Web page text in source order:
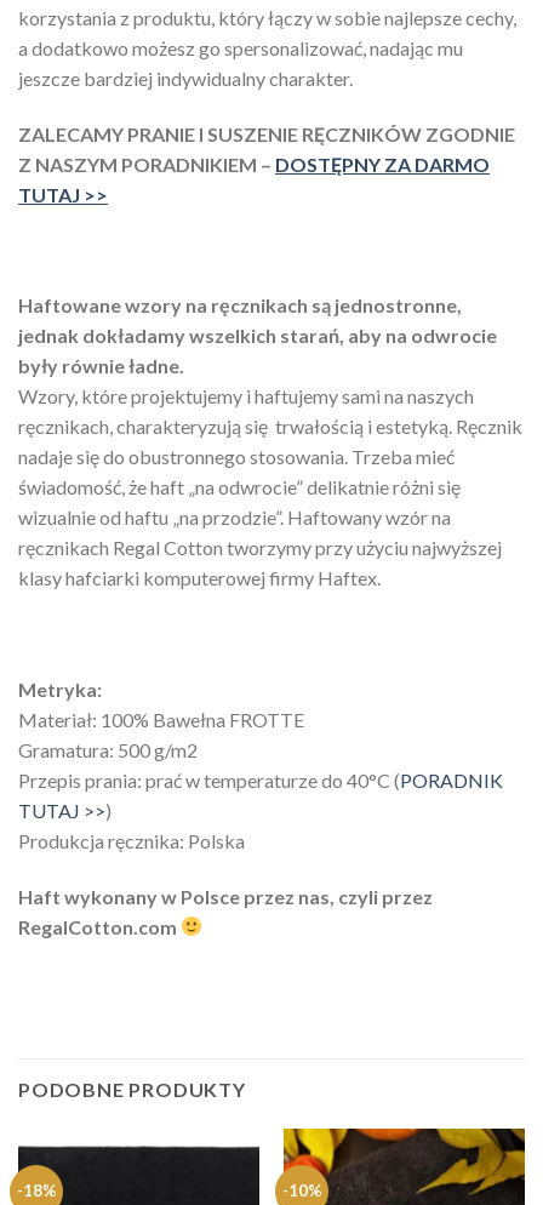
korzystania z produktu, który łączy w sobie najlepsze cechy,
a dodatkowo możesz go spersonalizować, nadając mu
jeszcze bardziej indywidualny charakter.
ZALECAMY PRANIE I SUSZENIE RĘCZNIKÓW ZGODNIE
Z NASZYM PORADNIKIEM – DOSTĘPNY ZA DARMO
TUTAJ >>
Haftowane wzory na ręcznikach są jednostronne,
jednak dokładamy wszelkich starań, aby na odwrocie
były równie ładne.
Wzory, które projektujemy i haftujemy sami na naszych
ręcznikach, charakteryzują się trwałością i estetyką. Ręcznik
nadaje się do obustronnego stosowania. Trzeba mieć
świadomość, że haft „na odwrocie” delikatnie różni się
wizualnie od haftu „na przodzie”. Haftowany wzór na
ręcznikach Regal Cotton tworzymy przy użyciu najwyższej
klasy hafciarki komputerowej firmy Haftex.
Metryka:
Materiał: 100% Bawełna FROTTE
Gramatura: 500 g/m2
Przepis prania: prać w temperaturze do 40°C (PORADNIK
TUTAJ >>)
Produkcja ręcznika: Polska
Haft wykonany w Polsce przez nas, czyli przez
RegalCotton.com
PODOBNE PRODUKTY
-18% -10%